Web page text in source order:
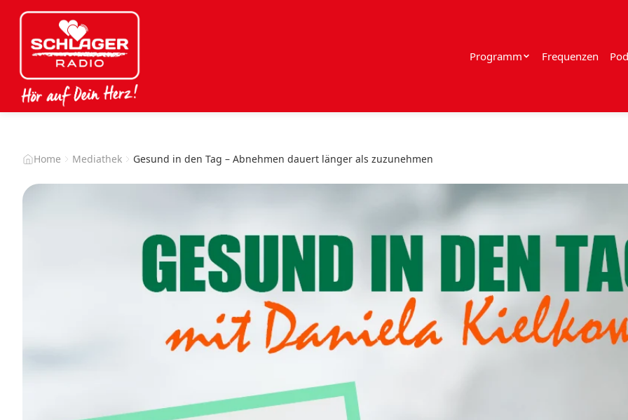
Programm Frequenzen
Home Mediathek Gesund in den Tag – Abnehmen dauert länger als zuzunehmen